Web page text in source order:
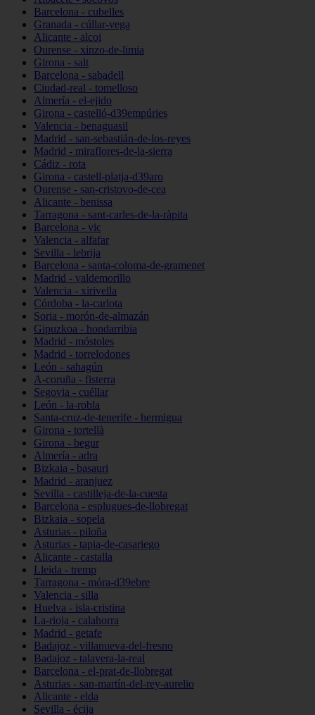
Barcelona - cubelles
Granada - cúllar-vega
Alicante - alcoi
Ourense - xinzo-de-limia
Girona - salt
Barcelona - sabadell
Ciudad-real - tomelloso
Almería - el-ejido
Girona - castelló-d39empúries
Valencia - benaguasil
Madrid - san-sebastián-de-los-reyes
Madrid - miraflores-de-la-sierra
Cádiz - rota
Girona - castell-platja-d39aro
Ourense - san-cristovo-de-cea
Alicante - benissa
Tarragona - sant-carles-de-la-ràpita
Barcelona - vic
Valencia - alfafar
Sevilla - lebrija
Barcelona - santa-coloma-de-gramenet
Madrid - valdemorillo
Valencia - xirivella
Córdoba - la-carlota
Soria - morón-de-almazán
Gipuzkoa - hondarribia
Madrid - móstoles
Madrid - torrelodones
León - sahagún
A-coruña - fisterra
Segovia - cuéllar
León - la-robla
Santa-cruz-de-tenerife - hermigua
Girona - tortellà
Girona - begur
Almería - adra
Bizkaia - basauri
Madrid - aranjuez
Sevilla - castilleja-de-la-cuesta
Barcelona - esplugues-de-llobregat
Bizkaia - sopela
Asturias - piloña
Asturias - tapia-de-casariego
Alicante - castalla
Lleida - tremp
Tarragona - móra-d39ebre
Valencia - silla
Huelva - isla-cristina
La-rioja - calahorra
Madrid - getafe
Badajoz - villanueva-del-fresno
Badajoz - talavera-la-real
Barcelona - el-prat-de-llobregat
Asturias - san-martín-del-rey-aurelio
Alicante - elda
Sevilla - écija